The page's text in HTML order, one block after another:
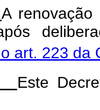
A renovação
art. 223 da
Este